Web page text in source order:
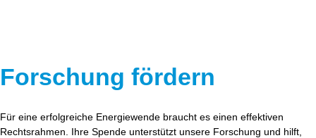
Forschung fördern
Für eine erfolgreiche Energiewende braucht es einen effektiven
Rechtsrahmen. Ihre Spende unterstützt unsere Forschung und hilft,